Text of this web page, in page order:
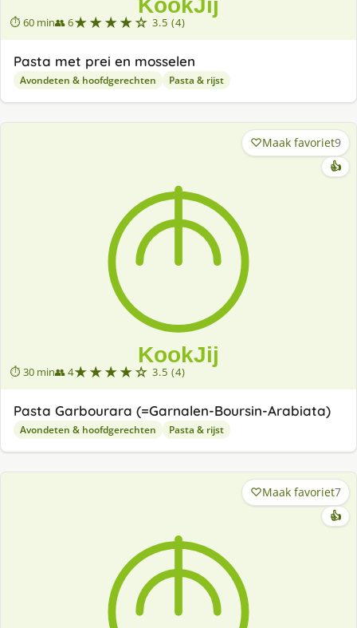
⏱ 60 min👥 6★★★★☆ 3.5 (4)
Pasta met prei en mosselen
Avondeten & hoofdgerechten Pasta & rijst
⏱ 30 min👥 4★★★★☆ 3.5 (4)
Maak favoriet9
👍
Pasta Garbourara (=Garnalen-Boursin-Arabiata)
Avondeten & hoofdgerechten Pasta & rijst
Maak favoriet7
👍